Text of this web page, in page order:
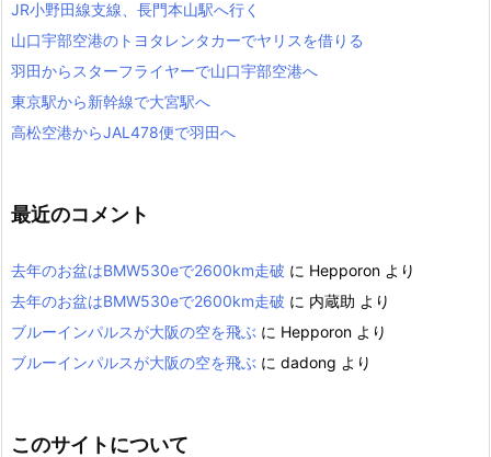
JR小野田線支線、長門本山駅へ行く
山口宇部空港のトヨタレンタカーでヤリスを借りる
羽田からスターフライヤーで山口宇部空港へ
東京駅から新幹線で大宮駅へ
高松空港からJAL478便で羽田へ
最近のコメント
去年のお盆はBMW530eで2600km走破 に Hepporon より
去年のお盆はBMW530eで2600km走破 に 内蔵助 より
ブルーインパルスが大阪の空を飛ぶ に Hepporon より
ブルーインパルスが大阪の空を飛ぶ に dadong より
このサイトについて